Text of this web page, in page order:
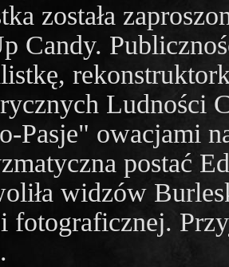
została
Candy.
Ludności
Pasje" owacjami
postać
widzów
fotograficznej.